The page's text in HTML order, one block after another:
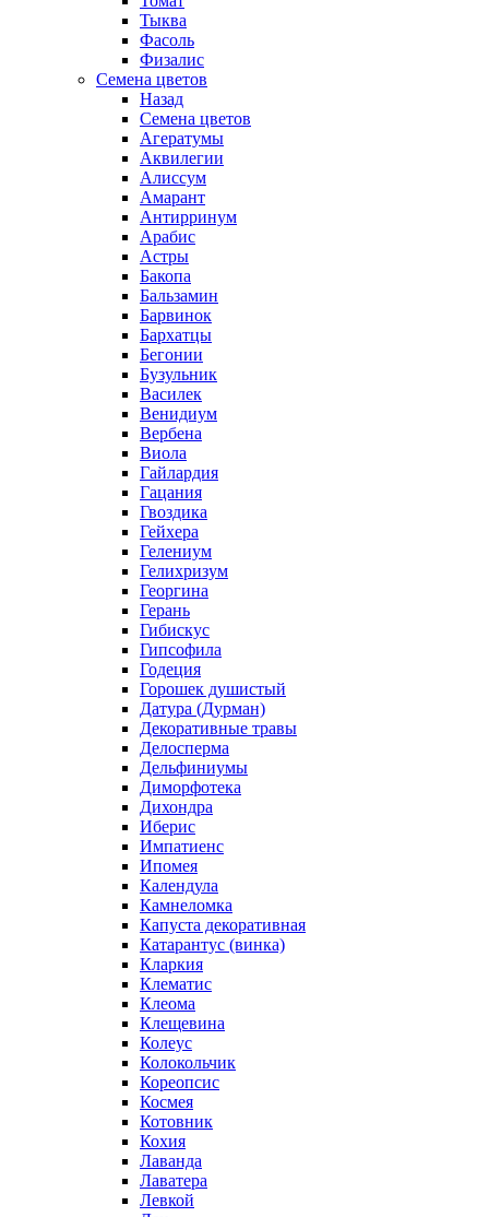
Тыква
Фасоль
Физалис
Семена цветов
Назад
Семена цветов
Агератумы
Аквилегии
Алиссум
Амарант
Антирринум
Арабис
Астры
Бакопа
Бальзамин
Барвинок
Бархатцы
Бегонии
Бузульник
Василек
Венидиум
Вербена
Виола
Гайлардия
Гацания
Гвоздика
Гейхера
Гелениум
Гелихризум
Георгина
Герань
Гибискус
Гипсофила
Годеция
Горошек душистый
Датура (Дурман)
Декоративные травы
Делосперма
Дельфиниумы
Диморфотека
Дихондра
Иберис
Импатиенс
Ипомея
Календула
Камнеломка
Капуста декоративная
Катарантус (винка)
Кларкия
Клематис
Клеома
Клещевина
Колеус
Колокольчик
Кореопсис
Космея
Котовник
Кохия
Лаванда
Лаватера
Левкой